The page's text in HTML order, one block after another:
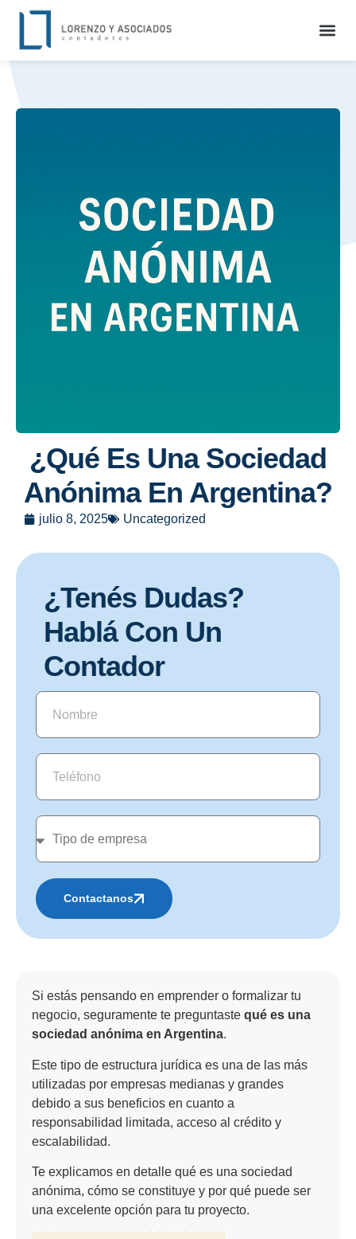
¿Qué Es Una Sociedad
Anónima En Argentina?
julio 8, 2025 Uncategorized
¿Tenés Dudas?
Hablá Con Un
Contador
Contactanos
Si estás pensando en emprender o formalizar tu
negocio, seguramente te preguntaste qué es una
sociedad anónima en Argentina.
Este tipo de estructura jurídica es una de las más
utilizadas por empresas medianas y grandes
debido a sus beneficios en cuanto a
responsabilidad limitada, acceso al crédito y
escalabilidad.
Te explicamos en detalle qué es una sociedad
anónima, cómo se constituye y por qué puede ser
una excelente opción para tu proyecto.